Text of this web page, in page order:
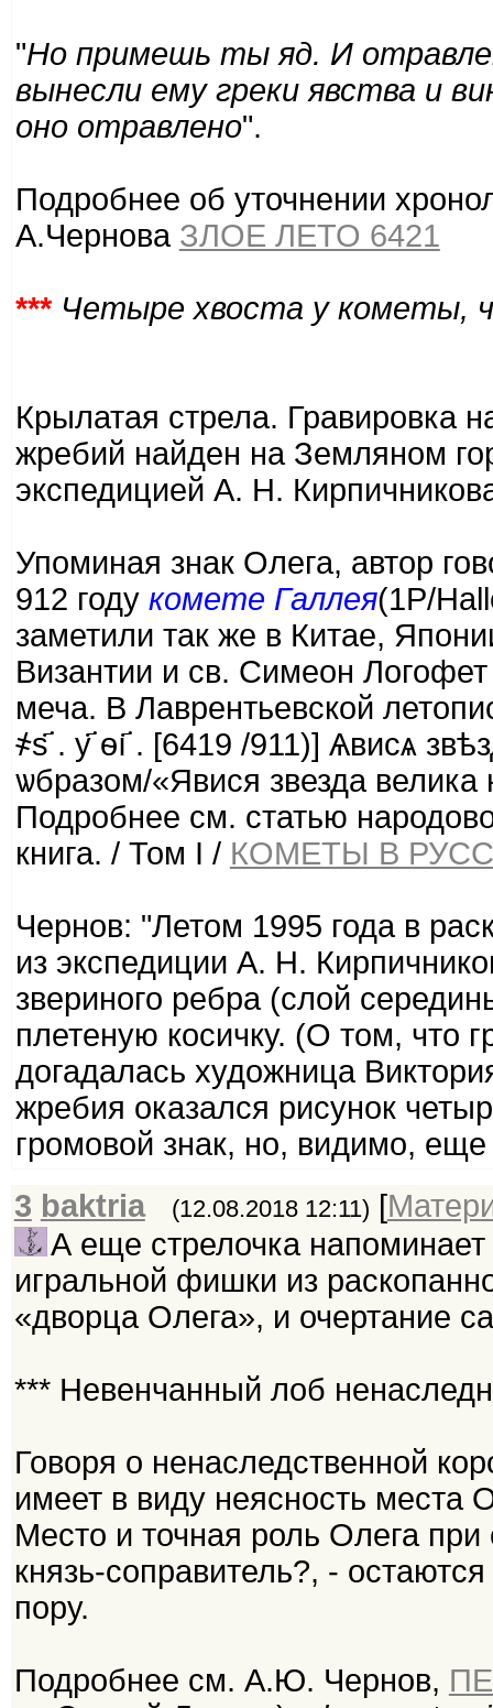
"Но примешь ты яд. И
вынесли ему греки явства и
оно отравлено".
Подробнее об уточнении
А.Чернова ЗЛОЕ ЛЕТО 6421
*** Четыре хвоста у кометы,
Крылатая стрела. Гравировка
жребий найден на Земляном
экспедицией А. Н.
Упоминая знак Олега, автор
912 году комете Галлея(1P/
заметили так же в Китае,
Византии и св. Симеон
меча. В Лаврентьевской
҂s҃ . у҃ ѳı҃ . [6419 /911)] Ѧвисѧ
ѡбразом/«Явися звезда
Подробнее см. статью
книга. / Том I / КОМЕТЫ В
Чернов: "Летом 1995 года в
из экспедиции А. Н.
звериного ребра (слой
плетеную косичку. (О том, что
догадалась художница
жребия оказался рисунок
громовой знак, но, видимо,
3 baktria (12.08.2018 12:11) [
А еще стрелочка
игральной фишки из
«дворца Олега», и очертание
*** Невенчанный лоб
Говоря о ненаследственной
имеет в виду неясность места
Место и точная роль Олега
князь-соправитель?, -
пору.
Подробнее см. А.Ю. Чернов,